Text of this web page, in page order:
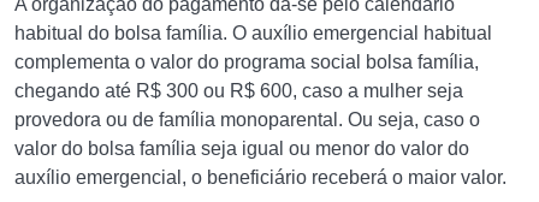
A organização do pagamento dá-se pelo calendário
habitual do bolsa família. O auxílio emergencial habitual
complementa o valor do programa social bolsa família,
chegando até R$ 300 ou R$ 600, caso a mulher seja
provedora ou de família monoparental. Ou seja, caso o
valor do bolsa família seja igual ou menor do valor do
auxílio emergencial, o beneficiário receberá o maior valor.